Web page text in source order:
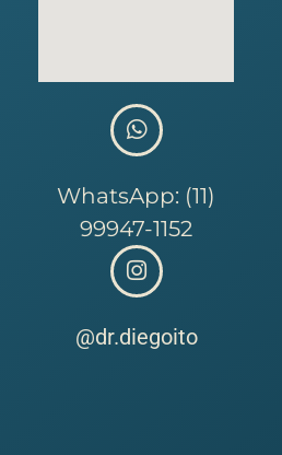
WhatsApp: (11)
99947-1152
@dr.diegoito